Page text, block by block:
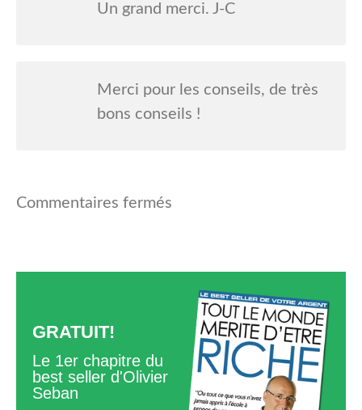
Un grand merci. J-C
Merci pour les conseils, de très
bons conseils !
Commentaires fermés
GRATUIT!
Le 1er chapitre du
best seller d'Olivier
Seban